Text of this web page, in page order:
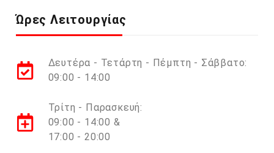
Ώρες Λειτουργίας
Δευτέρα - Τετάρτη - Πέμπτη - Σάββατο:
09:00 - 14:00
Τρίτη - Παρασκευή:
09:00 - 14:00 &
17:00 - 20:00